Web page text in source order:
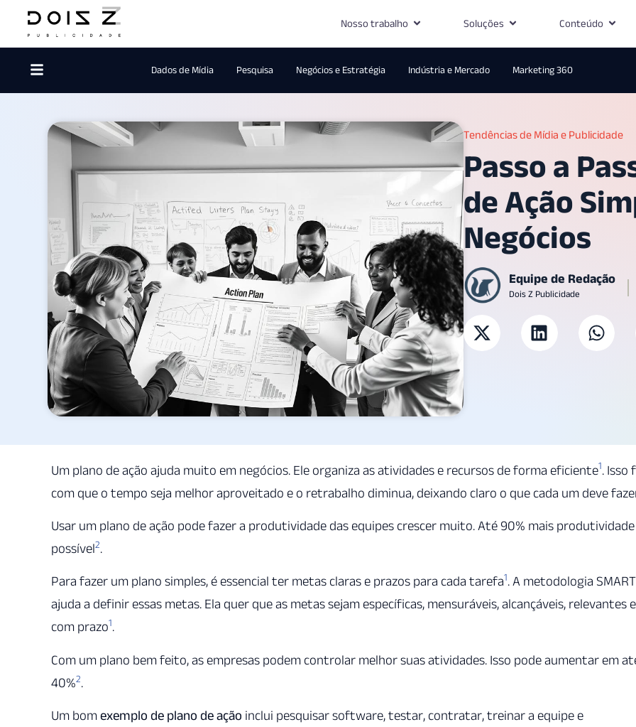
Nosso trabalho Soluções Conteúdo
Dados de Mídia Pesquisa Negócios e Estratégia Indústria e Mercado Marketing 360
Tendências de Mídia e Publicidade
Passo a
de Ação
Negócios
Equipe de Redação
Dois Z Publicidade
Um plano de ação ajuda muito em negócios. Ele organiza as atividades e recursos de forma eficiente1. Isso
com que o tempo seja melhor aproveitado e o retrabalho diminua, deixando claro o que cada um deve
Usar um plano de ação pode fazer a produtividade das equipes crescer muito. Até 90% mais
possível2.
Para fazer um plano simples, é essencial ter metas claras e prazos para cada tarefa1. A metodologia SMART
ajuda a definir essas metas. Ela quer que as metas sejam específicas, mensuráveis, alcançáveis, relevantes e
com prazo1.
Com um plano bem feito, as empresas podem controlar melhor suas atividades. Isso pode aumentar em
40%2.
Um bomexemplo de plano de ação inclui pesquisar software, testar, contratar, treinar a equipe e